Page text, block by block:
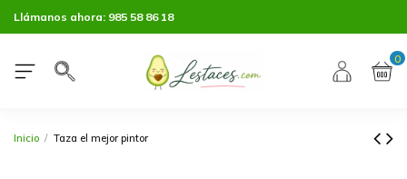
Llámanos ahora: 985 58 86 18
0
Inicio Taza el mejor pintor